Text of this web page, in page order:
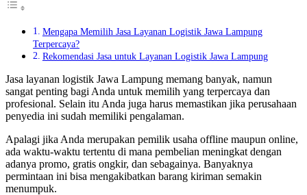
Mengapa Memilih Jasa Layanan Logistik Jawa Lampung
Terpercaya?
Rekomendasi Jasa untuk Layanan Logistik Jawa Lampung
Jasa layanan logistik Jawa Lampung memang banyak, namun
sangat penting bagi Anda untuk memilih yang terpercaya dan
profesional. Selain itu Anda juga harus memastikan jika perusahaan
penyedia ini sudah memiliki pengalaman.
Apalagi jika Anda merupakan pemilik usaha offline maupun online,
ada waktu-waktu tertentu di mana pembelian meningkat dengan
adanya promo, gratis ongkir, dan sebagainya. Banyaknya
permintaan ini bisa mengakibatkan barang kiriman semakin
menumpuk.